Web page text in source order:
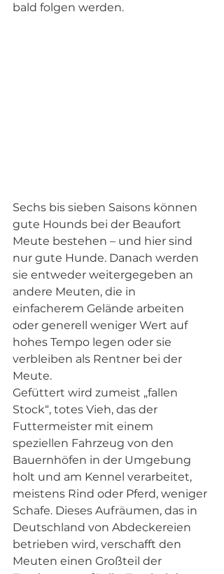
bald folgen werden.
Sechs bis sieben Saisons können
gute Hounds bei der Beaufort
Meute bestehen – und hier sind
nur gute Hunde. Danach werden
sie entweder weitergegeben an
andere Meuten, die in
einfacherem Gelände arbeiten
oder generell weniger Wert auf
hohes Tempo legen oder sie
verbleiben als Rentner bei der
Meute.
Gefüttert wird zumeist „fallen
Stock“, totes Vieh, das der
Futtermeister mit einem
speziellen Fahrzeug von den
Bauernhöfen in der Umgebung
holt und am Kennel verarbeitet,
meistens Rind oder Pferd, weniger
Schafe. Dieses Aufräumen, das in
Deutschland von Abdeckereien
betrieben wird, verschafft den
Meuten einen Großteil der